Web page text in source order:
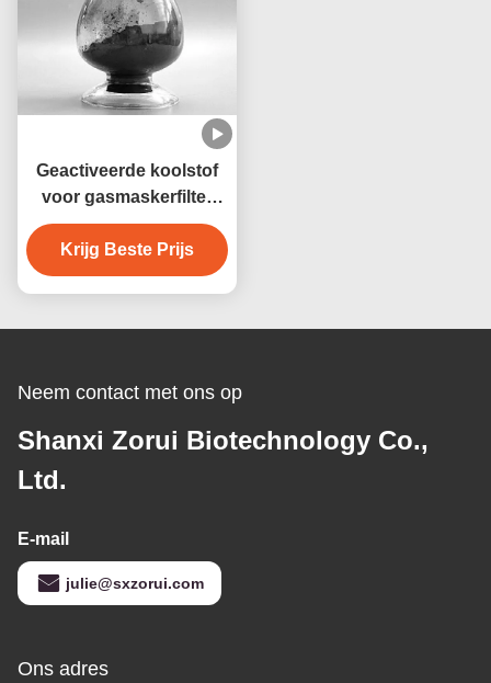
Geactiveerde koolstof
voor gasmaskerfilter
12×20 12×40 14×40
18×40 12×30 CAS
64365-11-3
Krijg Beste Prijs
Neem contact met ons op
Shanxi Zorui Biotechnology Co.,
Ltd.
E-mail
julie@sxzorui.com
Ons adres